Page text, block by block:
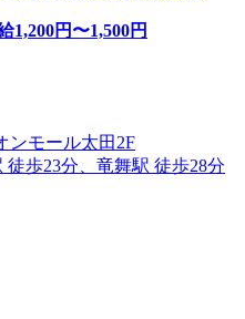
1,200円〜1,500円
ンモール太田2F
歩23分、竜舞駅 徒歩28分